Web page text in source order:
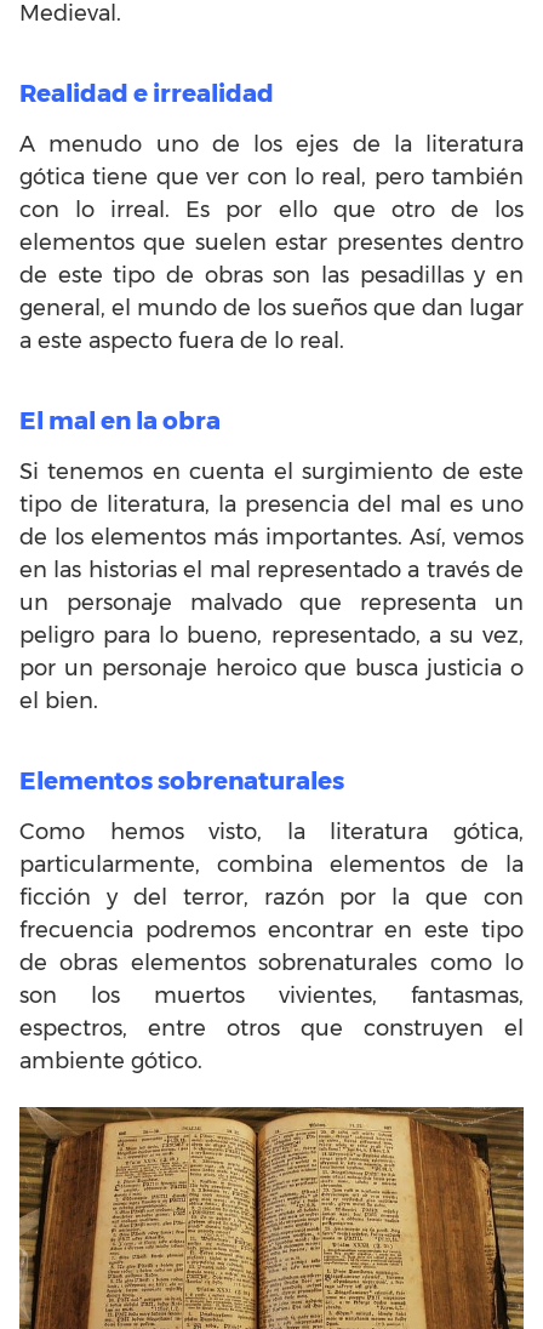
Medieval.
Realidad e irrealidad
A menudo uno de los ejes de la literatura
gótica tiene que ver con lo real, pero también
con lo irreal. Es por ello que otro de los
elementos que suelen estar presentes dentro
de este tipo de obras son las pesadillas y en
general, el mundo de los sueños que dan lugar
a este aspecto fuera de lo real.
El mal en la obra
Si tenemos en cuenta el surgimiento de este
tipo de literatura, la presencia del mal es uno
de los elementos más importantes. Así, vemos
en las historias el mal representado a través de
un personaje malvado que representa un
peligro para lo bueno, representado, a su vez,
por un personaje heroico que busca justicia o
el bien.
Elementos sobrenaturales
Como hemos visto, la literatura gótica,
particularmente, combina elementos de la
ficción y del terror, razón por la que con
frecuencia podremos encontrar en este tipo
de obras elementos sobrenaturales como lo
son los muertos vivientes, fantasmas,
espectros, entre otros que construyen el
ambiente gótico.